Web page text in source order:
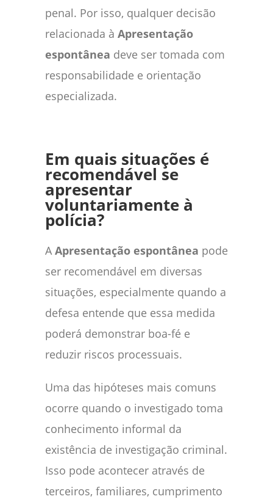
penal. Por isso, qualquer decisão
relacionada à Apresentação
espontânea deve ser tomada com
responsabilidade e orientação
especializada.
Em quais situações é
recomendável se
apresentar
voluntariamente à
polícia?
A Apresentação espontânea pode
ser recomendável em diversas
situações, especialmente quando a
defesa entende que essa medida
poderá demonstrar boa-fé e
reduzir riscos processuais.
Uma das hipóteses mais comuns
ocorre quando o investigado toma
conhecimento informal da
existência de investigação criminal.
Isso pode acontecer através de
terceiros, familiares, cumprimento